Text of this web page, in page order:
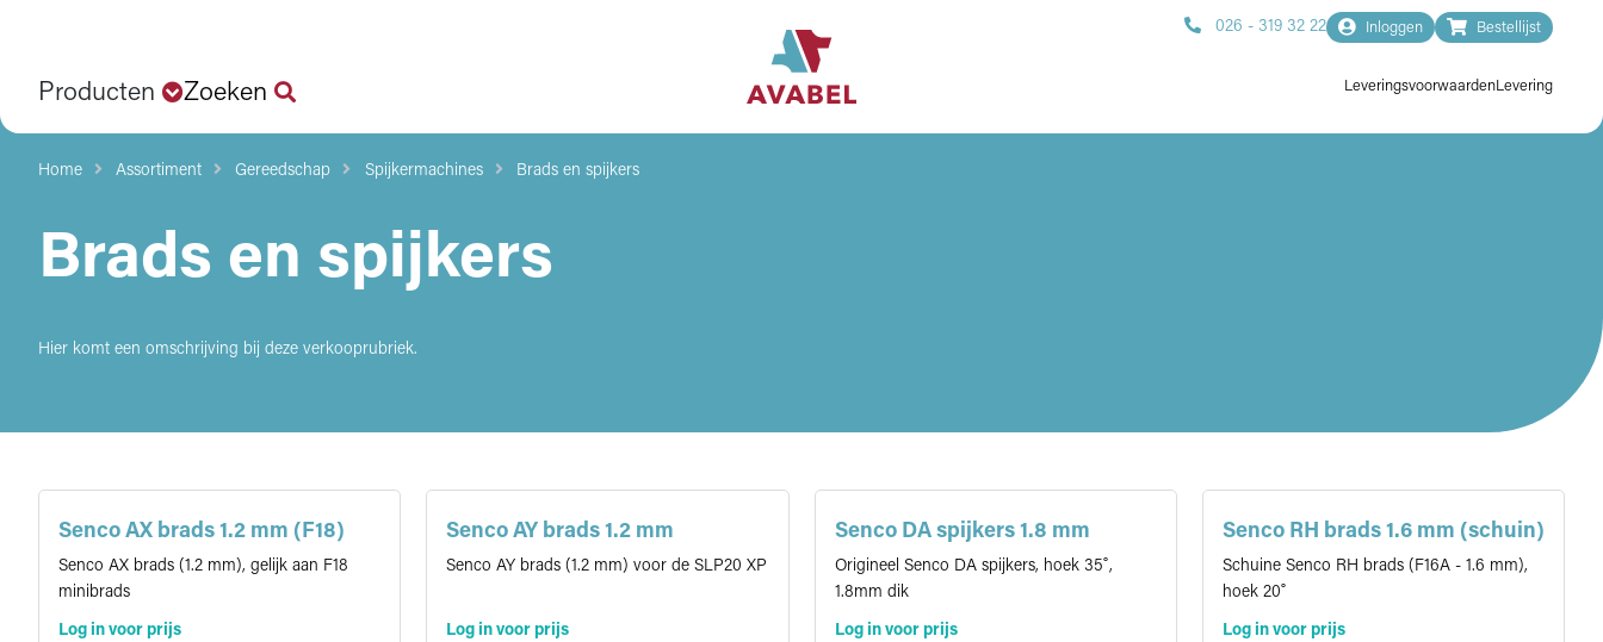
Producten Zoeken
026 - 319 32 22 Inloggen Bestellijst
LeveringsvoorwaardenLevering
Home Assortiment Gereedschap Spijkermachines Brads en spijkers
Brads en spijkers
Hier komt een omschrijving bij deze verkooprubriek.
Senco AX brads 1.2 mm (F18)
Senco AX brads (1.2 mm), gelijk aan F18
minibrads
Log in voor prijs
Senco AY brads 1.2 mm
Senco AY brads (1.2 mm) voor de SLP20 XP
Log in voor prijs
Senco DA spijkers 1.8 mm
Origineel Senco DA spijkers, hoek 35˚,
1.8mm dik
Log in voor prijs
Senco RH brads 1.6 mm (schuin)
Schuine Senco RH brads (F16A - 1.6 mm),
hoek 20˚
Log in voor prijs